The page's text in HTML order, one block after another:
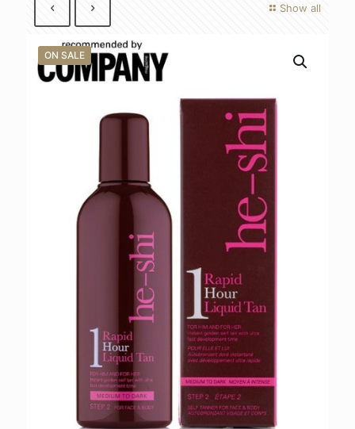
Show all
ON SALE